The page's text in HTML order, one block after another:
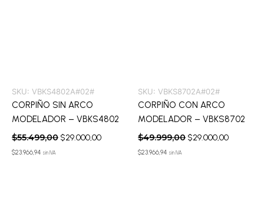
SKU: VBKS4802A#02#
CORPIÑO SIN ARCO
MODELADOR – VBKS4802
$55.499,00 $29.000,00
$23.966,94 sin IVA
SKU: VBKS8702A#02#
CORPIÑO CON ARCO
MODELADOR – VBKS8702
$49.999,00 $29.000,00
$23.966,94 sin IVA